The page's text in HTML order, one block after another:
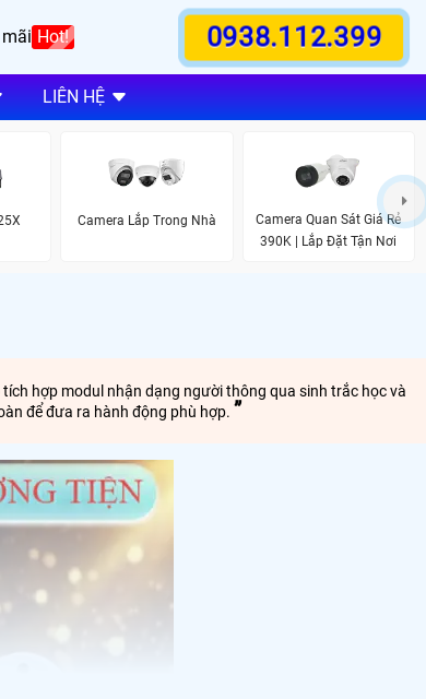
Hot! 0938.112.399
LIÊN HỆ
Camera Lắp Trong Nhà
Camera Quan Sát Giá Rẻ
390K | Lắp Đặt Tận Nơi
hợp modul nhận dạng người thông qua sinh trắc học và
để đưa ra hành động phù hợp.